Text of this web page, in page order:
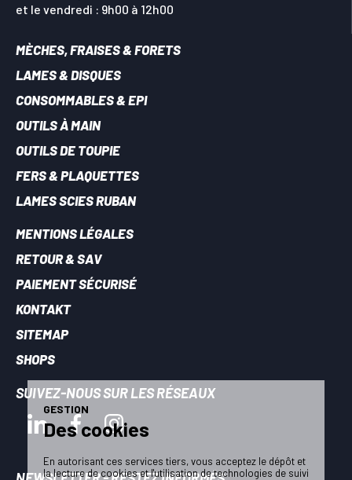
et le vendredi : 9h00 à 12h00
MÈCHES, FRAISES & FORETS
LAMES & DISQUES
CONSOMMABLES & EPI
OUTILS À MAIN
OUTILS DE TOUPIE
FERS & PLAQUETTES
LAMES SCIES RUBAN
MENTIONS LÉGALES
RETOUR & SAV
PAIEMENT SÉCURISÉ
KONTAKT
SITEMAP
SHOPS
SUIVEZ-NOUS SUR LES RÉSEAUX
GESTION
Des cookies
En autorisant ces services tiers, vous acceptez le dépôt et
la lecture de cookies et l'utilisation de technologies de suivi